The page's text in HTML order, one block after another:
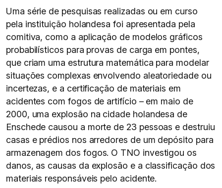
Uma série de pesquisas realizadas ou em curso
pela instituição holandesa foi apresentada pela
comitiva, como a aplicação de modelos gráficos
probabilísticos para provas de carga em pontes,
que criam uma estrutura matemática para modelar
situações complexas envolvendo aleatoriedade ou
incertezas, e a certificação de materiais em
acidentes com fogos de artifício – em maio de
2000, uma explosão na cidade holandesa de
Enschede causou a morte de 23 pessoas e destruiu
casas e prédios nos arredores de um depósito para
armazenagem dos fogos. O TNO investigou os
danos, as causas da explosão e a classificação dos
materiais responsáveis pelo acidente.